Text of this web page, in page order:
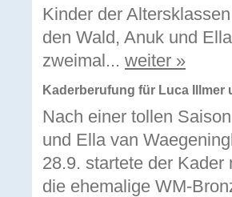
Kinder der
den Wald, Anuk und
zweimal... weiter »
Kaderberufung für Luca Illmer
Nach einer tollen
und Ella van
28.9. startete der
die ehemalige WM-